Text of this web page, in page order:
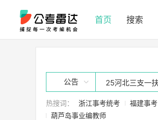
首页 搜索
公告
热搜词： 浙江事考统考 福建事考
葫芦岛事业编教师